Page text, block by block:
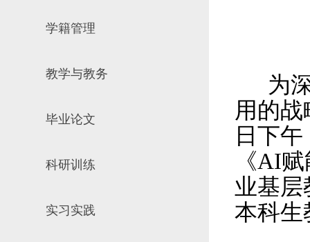
学籍管理
教学与教务
毕业论文
科研训练
实习实践
为
用的
日下
《AI
业基层
本科生